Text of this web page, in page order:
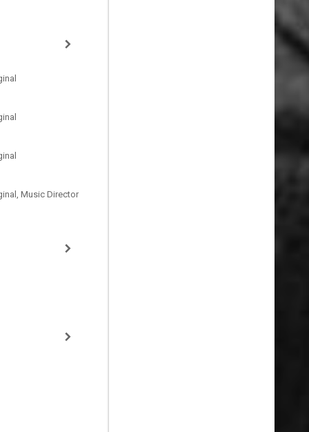
Music Director